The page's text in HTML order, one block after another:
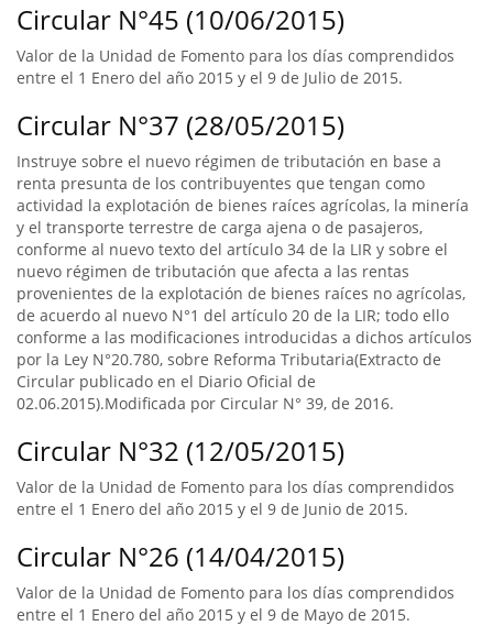
Circular N°45 (10/06/2015)
Valor de la Unidad de Fomento para los días comprendidos
entre el 1 Enero del año 2015 y el 9 de Julio de 2015.
Circular N°37 (28/05/2015)
Instruye sobre el nuevo régimen de tributación en base a
renta presunta de los contribuyentes que tengan como
actividad la explotación de bienes raíces agrícolas, la minería
y el transporte terrestre de carga ajena o de pasajeros,
conforme al nuevo texto del artículo 34 de la LIR y sobre el
nuevo régimen de tributación que afecta a las rentas
provenientes de la explotación de bienes raíces no agrícolas,
de acuerdo al nuevo N°1 del artículo 20 de la LIR; todo ello
conforme a las modificaciones introducidas a dichos artículos
por la Ley N°20.780, sobre Reforma Tributaria(Extracto de
Circular publicado en el Diario Oficial de
02.06.2015).Modificada por Circular N° 39, de 2016.
Circular N°32 (12/05/2015)
Valor de la Unidad de Fomento para los días comprendidos
entre el 1 Enero del año 2015 y el 9 de Junio de 2015.
Circular N°26 (14/04/2015)
Valor de la Unidad de Fomento para los días comprendidos
entre el 1 Enero del año 2015 y el 9 de Mayo de 2015.